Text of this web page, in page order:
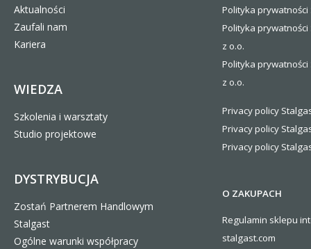
Aktualności
Zaufali nam
Kariera
WIEDZA
Szkolenia i warsztaty
Studio projektowe
DYSTRYBUCJA
Zostań Partnerem Handlowym
Stalgast
Ogólne warunki współpracy
Polityka prywatności
Polityka
z o.o.
Polityka
z o.o.
Privacy policy
Privacy policy
Privacy policy
O ZAKUPACH
Regulamin sklepu
stalgast.com